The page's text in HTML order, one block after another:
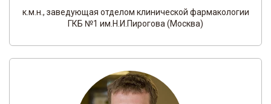
к.м.н., заведующая отделом клинической фармакологии
ГКБ №1 им.Н.И.Пирогова (Москва)